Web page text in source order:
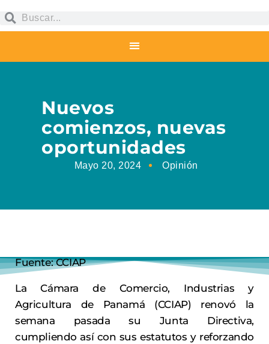
Nuevos
comienzos, nuevas
oportunidades
Mayo 20, 2024 Opinión
Fuente: CCIAP
La Cámara de Comercio, Industrias y
Agricultura de Panamá (CCIAP) renovó la
semana pasada su Junta Directiva,
cumpliendo así con sus estatutos y reforzando